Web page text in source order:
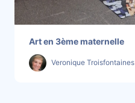
Art en 3ème maternelle
Veronique Troisfontaines